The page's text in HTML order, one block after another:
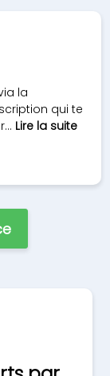
la
qui te
Lire la suite